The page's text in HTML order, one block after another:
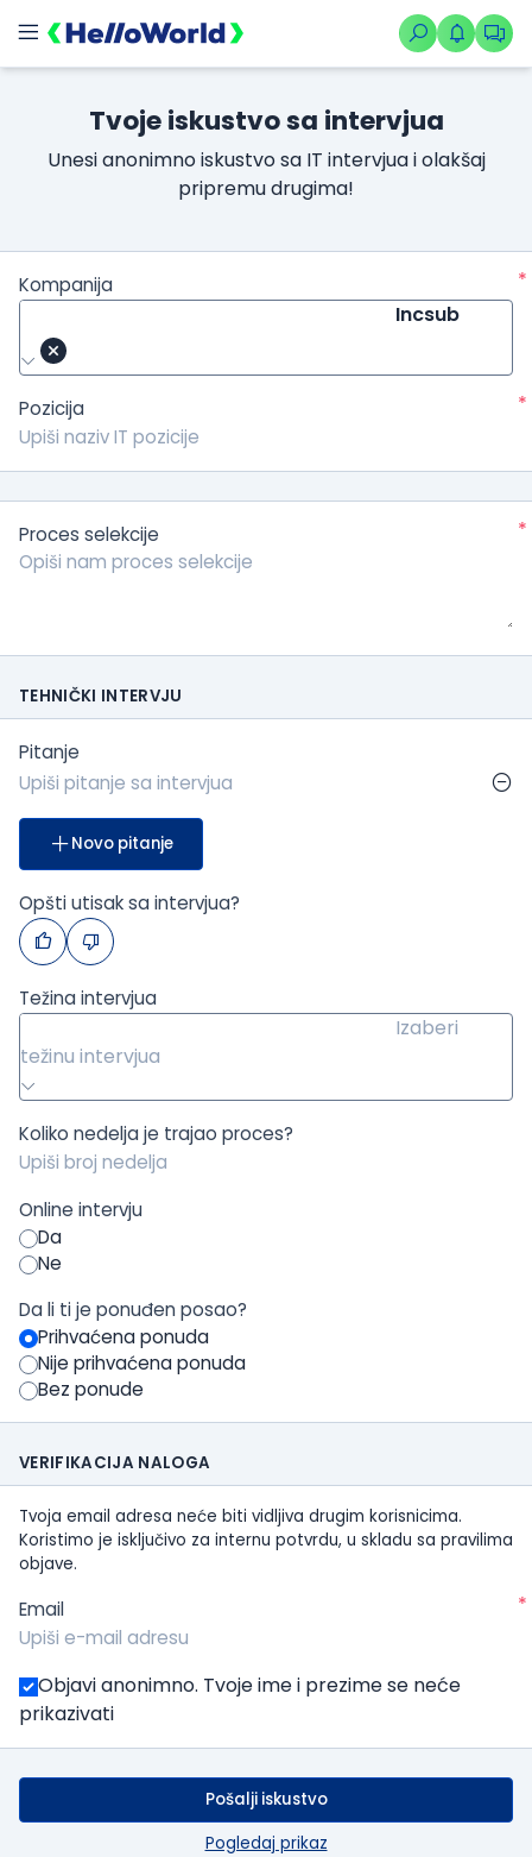
Tvoje iskustvo sa intervjua
Unesi anonimno iskustvo sa IT intervjua i olakšaj
pripremu drugima!
Kompanija
*
Incsub
Pozicija *
Proces selekcije *
TEHNIČKI INTERVJU
Pitanje
Novo pitanje
Opšti utisak sa intervjua?
Težina intervjua
Izaberi
težinu intervjua
Koliko nedelja je trajao proces?
Online intervju
Da
Ne
Da li ti je ponuđen posao?
Prihvaćena ponuda
Nije prihvaćena ponuda
Bez ponude
VERIFIKACIJA NALOGA
Tvoja email adresa neće biti vidljiva drugim korisnicima.
Koristimo je isključivo za internu potvrdu, u skladu sa pravilima
objave.
Email *
Objavi anonimno. Tvoje ime i prezime se neće
prikazivati
Pošalji iskustvo
Pogledaj prikaz